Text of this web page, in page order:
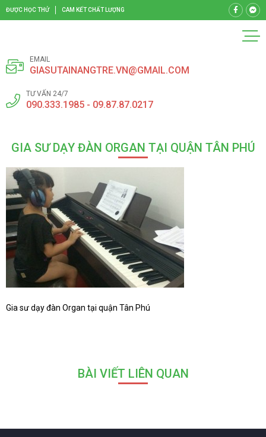
ĐƯỢC HỌC THỬ CAM KẾT CHẤT LƯỢNG
EMAIL
GIASUTAINANGTRE.VN@GMAIL.COM
TƯ VẤN 24/7
090.333.1985 - 09.87.87.0217
GIA SƯ DẠY ĐÀN ORGAN TẠI QUẬN TÂN PHÚ
Gia sư dạy đàn Organ tại quận Tân Phú
BÀI VIẾT LIÊN QUAN